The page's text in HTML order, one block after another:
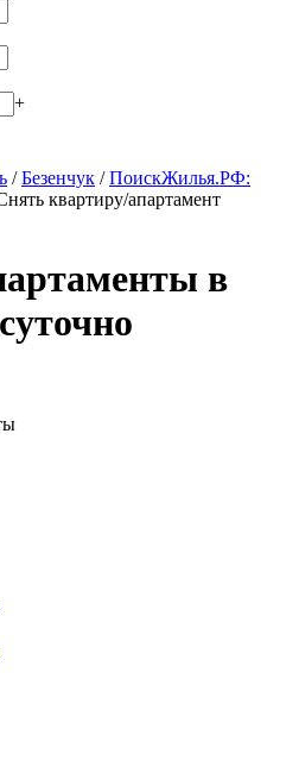
+
/Безенчук /ПоискЖилья.РФ:
квартиру/апартамент
в